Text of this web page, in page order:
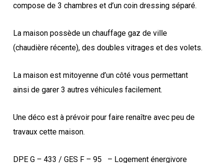
compose de 3 chambres et d’un coin dressing séparé.
La maison possède un chauffage gaz de ville
(chaudière récente), des doubles vitrages et des volets.
La maison est mitoyenne d’un côté vous permettant
ainsi de garer 3 autres véhicules facilement.
Une déco est à prévoir pour faire renaître avec peu de
travaux cette maison.
DPE G – 433 / GES F – 95 – Logement énergivore